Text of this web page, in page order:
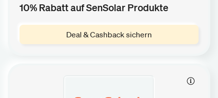
10% Rabatt auf SenSolar Produkte
Deal & Cashback sichern